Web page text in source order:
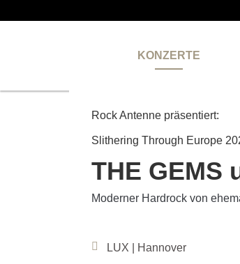
KONZERTE
AUSVERKAUFT
Rock Antenne präsentiert:
Slithering Through Europe
THE GEMS
Moderner Hardrock von
LUX | Hannover